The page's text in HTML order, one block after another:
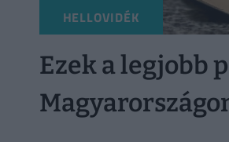
HELLOVIDÉK
Ezek a legjobb